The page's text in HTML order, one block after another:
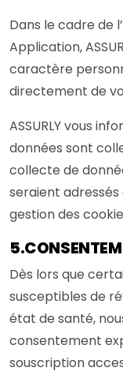
Dans le cadre de
Application,
caractère
directement de
ASSURLY vous
données sont
collecte de
seraient
gestion des
Dès lors que
susceptibles de
état de santé,
consentement
souscription